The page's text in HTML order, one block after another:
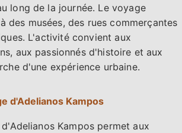
long de la journée. Le voyage
des musées, des rues commerçantes
L'activité convient aux
aux passionnés d'histoire et aux
d'une expérience urbaine.
d'Adelianos Kampos
Kampos permet aux